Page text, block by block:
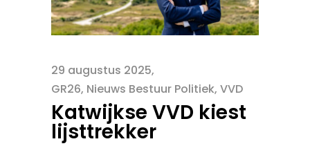
29 augustus 2025
GR26, Nieuws Bestuur Politiek, VVD
Katwijkse VVD kiest
lijsttrekker